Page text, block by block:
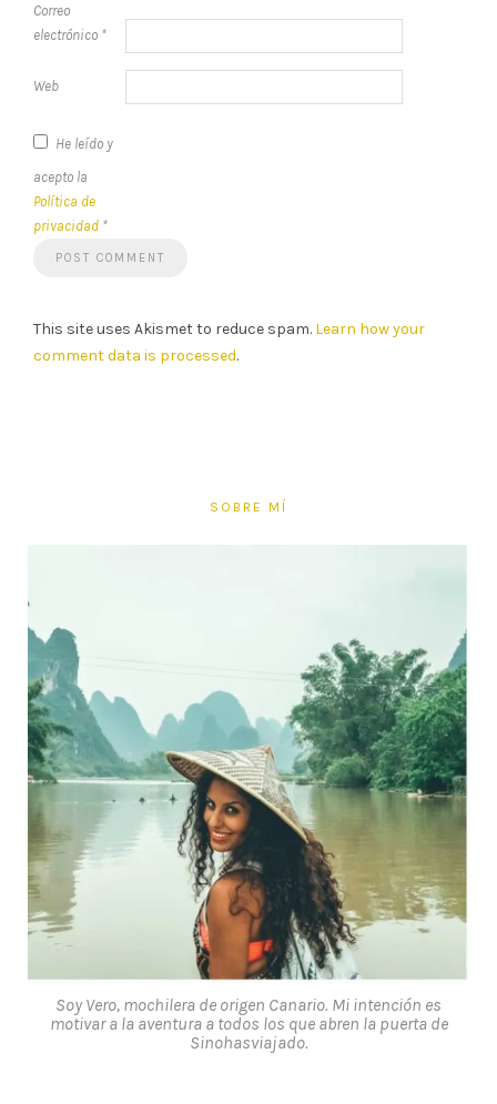
Correo
electrónico *
Web
He leído y
acepto la
Política de
privacidad *
This site uses Akismet to reduce spam. Learn how your
comment data is processed.
SOBRE MÍ
Soy Vero, mochilera de origen Canario. Mi intención es
motivar a la aventura a todos los que abren la puerta de
Sinohasviajado.